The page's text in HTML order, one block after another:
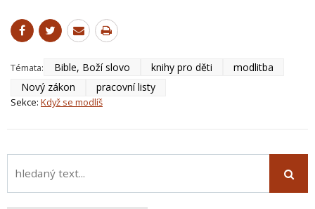
Témata: Bible, Boží slovo knihy pro děti
modlitba
Nový zákon
pracovní listy
Sekce: Když se modlíš